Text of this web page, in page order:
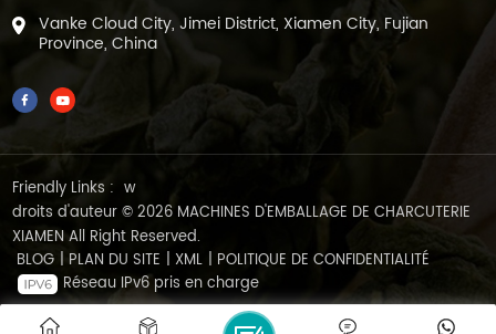
Vanke Cloud City, Jimei District, Xiamen City, Fujian
Province, China
Friendly Links : w
droits d'auteur © 2026 MACHINES D'EMBALLAGE DE CHARCUTERIE
XIAMEN All Right Reserved.
BLOG | PLAN DU SITE | XML | POLITIQUE DE CONFIDENTIALITÉ
Réseau IPv6 pris en charge